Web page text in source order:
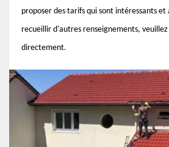
proposer des tarifs qui sont intéressants et
recueillir d'autres renseignements,
directement.